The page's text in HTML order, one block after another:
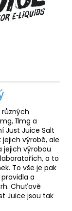
různých
11mg a
Just Juice Salt
výrobě, ale
jejich výrobou
a to
To vše je pak
a
Chuťově
Juice jsou tak